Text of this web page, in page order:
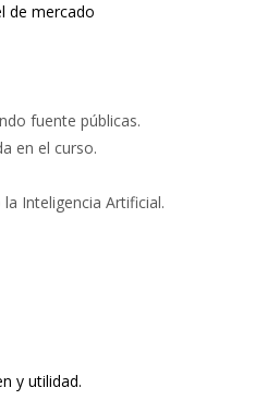
de mercado
fuente públicas.
en el curso.
Inteligencia Artificial.
y utilidad.